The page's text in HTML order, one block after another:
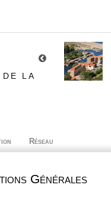
LA
Réseau
Générales